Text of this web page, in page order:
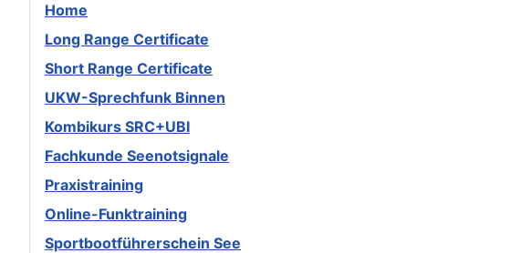
Home
Long Range Certificate
Short Range Certificate
UKW-Sprechfunk Binnen
Kombikurs SRC+UBI
Fachkunde Seenotsignale
Praxistraining
Online-Funktraining
Sportbootführerschein See